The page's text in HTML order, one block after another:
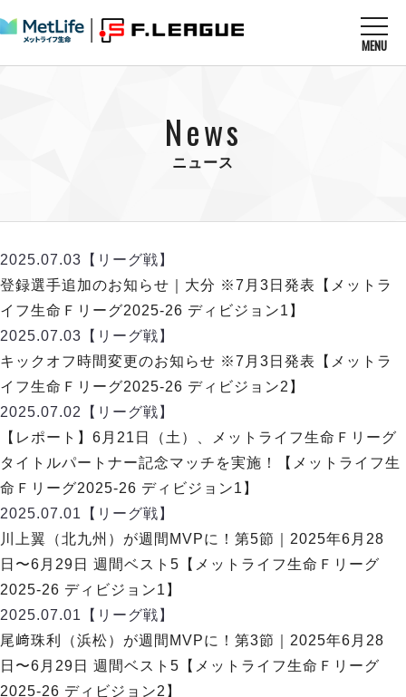
MENU
U-23選抜
クラブ
チケット
メディア情報
フットサル日本代表
その他
MATCHES
順位表
戦績表
警告・退場・出場停止選手
個人ランキング｜ゴール
個人ランキング｜シュート
個人ランキング｜シュート成功率
個人ランキング｜第2PK
メットライフ生命Ｆ２リーグ
試合日程
順位表
戦績表
警告・退場・出場停止選手
個人ランキング｜ゴール
個人ランキング｜シュート
個人ランキング｜シュート成功率
個人ランキング｜第2PK
メットライフ生命Ｆ１リーグ
エスポラーダ北海道
バルドラール浦安
フウガドールすみだ
しながわシティ
立川アスレティックFC
ペスカドーラ町田
湘南ベルマーレ
ボアルース長野
名古屋オーシャンズ
シュライカー大阪
ボルクバレット北九州
バサジィ大分
メットライフ生命Ｆ２リーグ
ヴォスクオーレ仙台
チケットを買う
アリーナ情報 ARENA
リーグ概要 ABOUT US
リーグ概要
日本フットサルリーグについて
大会概要
リーグ要項
クラブライセンス関連
アリーナ観戦マナー&ルール
過去の記録 ARCHIVE
過去の試合記録
ディビジョン1 試合記録
ディビジョン2 試合記録
Ｆリーグカップ 試合記録
リーグ統計データ
プロジェクト PROJECT
ABeam AWARD
DIVISION01
News
ニュース
2025.07.03 【リーグ戦】
登録選手追加のお知らせ｜大分 ※7月3日発表【メットラ
イフ生命Ｆリーグ2025-26 ディビジョン1】
2025.07.03 【リーグ戦】
キックオフ時間変更のお知らせ ※7月3日発表【メットラ
イフ生命Ｆリーグ2025-26 ディビジョン2】
2025.07.02
【リーグ戦】
【レポート】6月21日（土）、メットライフ⽣命Ｆリーグ
タイトルパートナー記念マッチを実施！【メットライフ生
命Ｆリーグ2025-26 ディビジョン1】
2025.07.01
【リーグ戦】
川上翼（北九州）が週間MVPに！第5節｜2025年6月28
日〜6月29日 週間ベスト5【メットライフ生命Ｆリーグ
2025-26 ディビジョン1】
2025.07.01
【リーグ戦】
尾﨑珠利（浜松）が週間MVPに！第3節｜2025年6月28
日〜6月29日 週間ベスト5【メットライフ生命Ｆリーグ
2025-26 ディビジョン2】